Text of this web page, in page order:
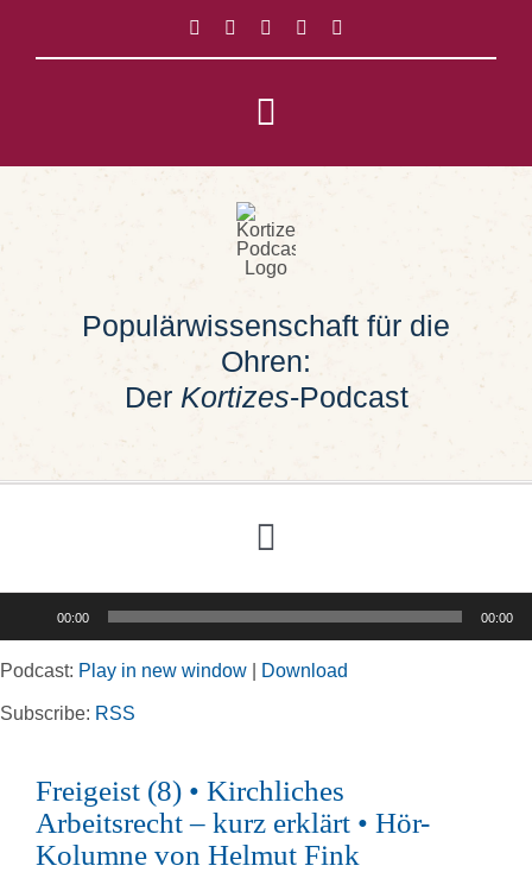
springen
Toggle
Navigation
Impressum
Datenschutz
Populärwissenschaft für die
Ohren:
Der Kortizes-Podcast
Toggle
Navigation
Rubriken
Kortizes Website
00:00 00:00
Podcast: Play in new window Download
Subscribe: RSS
Freigeist (8) • Kirchliches
Arbeitsrecht – kurz erklärt • Hör-
Kolumne von Helmut Fink